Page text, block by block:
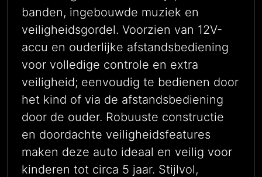
banden, ingebouwde muziek en
veiligheidsgordel. Voorzien van 12V-
accu en ouderlijke afstandsbediening
voor volledige controle en extra
veiligheid; eenvoudig te bedienen door
het kind of via de afstandsbediening
door de ouder. Robuuste constructie
en doordachte veiligheidsfeatures
maken deze auto ideaal en veilig voor
kinderen tot circa 5 jaar. Stijlvol,